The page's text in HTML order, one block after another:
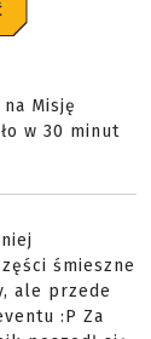
Misję
w 30 minut
śmieszne
ale przede
:P Za